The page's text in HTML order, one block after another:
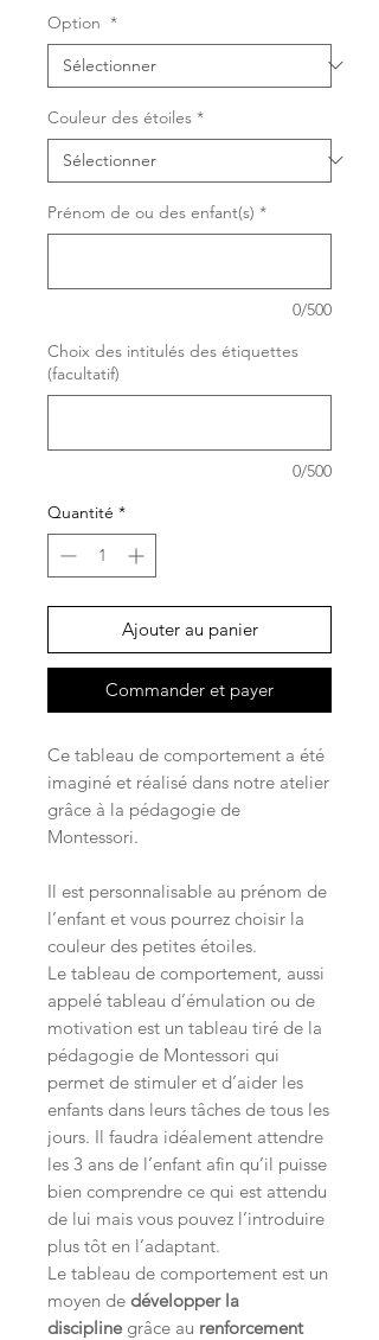
Option *
Couleur des étoiles *
Prénom de ou des enfant(s) *
0/500
Choix des intitulés des étiquettes
(facultatif)
0/500
Quantité *
Ajouter au panier
Commander et payer
Ce tableau de comportement a été
imaginé et réalisé dans notre atelier
grâce à la pédagogie de
Montessori.
Il est personnalisable au prénom de
l’enfant et vous pourrez choisir la
couleur des petites étoiles.
Le tableau de comportement, aussi
appelé tableau d’émulation ou de
motivation est un tableau tiré de la
pédagogie de Montessori qui
permet de stimuler et d’aider les
enfants dans leurs tâches de tous les
jours. Il faudra idéalement attendre
les 3 ans de l’enfant afin qu’il puisse
bien comprendre ce qui est attendu
de lui mais vous pouvez l’introduire
plus tôt en l’adaptant.
Le tableau de comportement est un
moyen de développer la
discipline grâce au renforcement